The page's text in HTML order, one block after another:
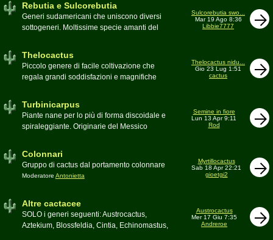
Canada. Caratteristiche le temute spine
carnosi spesso commestibili
Rebutia e Sulcorebutia
Generi sudamericani che uniscono diversi
sottogeneri. Moltissime specie amanti del
Sulcorebutia swo...
Mar 19 Ago 8:36
Libbie7777
Thelocactus
Piccolo genere di facile coltivazione che
regala grandi soddisfazioni e magnifiche
Thelocactus nidu...
Gio 23 Lug 1:51
cactus
Turbinicarpus
Piante nane per lo più di forma discoidale e
spiraleggiante. Originarie del Messico
Semine in fiore
Lun 13 Apr 9:11
Rod
Colonnari
Gruppo di cactus dal portamento colonnare
Moderatore Antonietta
Myrtillocactus
Sab 18 Apr 22:21
gioetgi2
Altre cactacee
SOLO i generi seguenti: Austrocactus,
Aztekium, Blossfeldia, Cintia, Echinomastus,
Austrocactus
Mer 17 Giu 7:35
Andreroe